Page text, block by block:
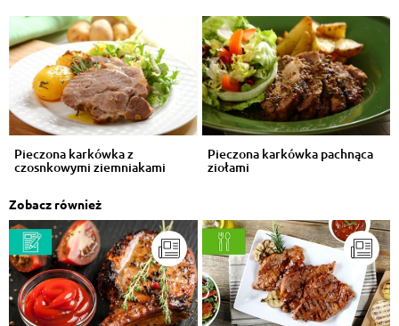
Pieczona karkówka z
czosnkowymi ziemniakami
Pieczona karkówka pachnąca
ziołami
Zobacz również